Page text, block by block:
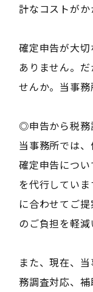
計なコストがか
確定申告が大
ありません。
せんか。当事務
◎申告から税務
当事務所では
確定申告につ
を代行してい
に合わせてご
のご負担を軽減
また、現在、
務調査対応、